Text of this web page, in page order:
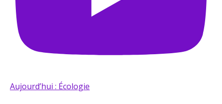
Aujourd’hui : Écologie